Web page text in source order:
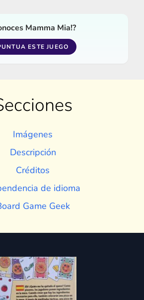
Mamma Mia!?
ESTE JUEGO
Imágenes
Descripción
Créditos
de idioma
Game Geek